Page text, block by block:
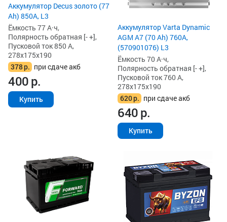
Аккумулятор Decus золото (77
Ah) 850А, L3
Ёмкость 77 А·ч,
Полярность обратная [- +],
Пусковой ток 850 А,
278x175x190
378р. при сдаче акб
400р.
Купить
Аккумулятор Varta Dynamic
AGM A7 (70 Ah) 760A,
(570901076) L3
Ёмкость 70 А·ч,
Полярность обратная [- +],
Пусковой ток 760 А,
278x175x190
620р. при сдаче акб
640р.
Купить